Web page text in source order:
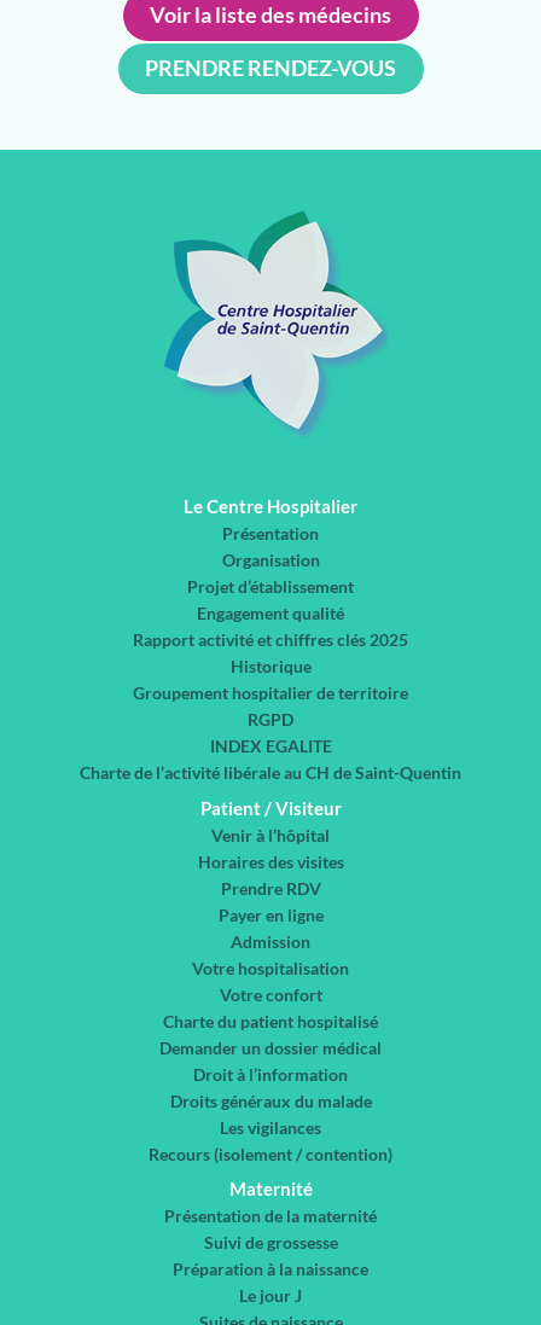
Voir la liste des médecins
PRENDRE RENDEZ-VOUS
Le Centre Hospitalier
Présentation
Organisation
Projet d’établissement
Engagement qualité
Rapport activité et chiffres clés 2025
Historique
Groupement hospitalier de territoire
RGPD
INDEX EGALITE
Charte de l’activité libérale au CH de Saint-Quentin
Patient / Visiteur
Venir à l’hôpital
Horaires des visites
Prendre RDV
Payer en ligne
Admission
Votre hospitalisation
Votre confort
Charte du patient hospitalisé
Demander un dossier médical
Droit à l’information
Droits généraux du malade
Les vigilances
Recours (isolement / contention)
Maternité
Présentation de la maternité
Suivi de grossesse
Préparation à la naissance
Le jour J